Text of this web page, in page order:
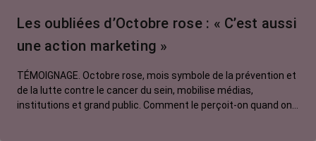
Traitements
contre le cancer
Les oubliées d’Octobre rose : « C’est aussi
une action marketing »
TÉMOIGNAGE. Octobre rose, mois symbole de la prévention et
de la lutte contre le cancer du sein, mobilise médias,
institutions et grand public. Comment le perçoit-on quand on